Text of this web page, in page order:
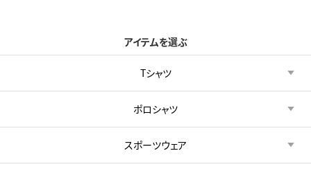
アイテムを選ぶ
Tシャツ
ポロシャツ
スポーツウェア